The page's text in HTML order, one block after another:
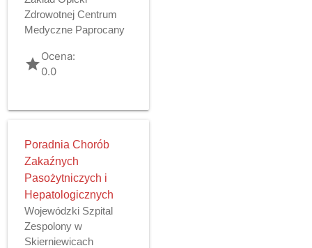
Zdrowotnej Centrum
Medyczne Paprocany
gradeOcena:
0.0
Poradnia Chorób
Zakaźnych
Pasożytniczych i
Hepatologicznych
Wojewódzki Szpital
Zespolony w
Skierniewicach